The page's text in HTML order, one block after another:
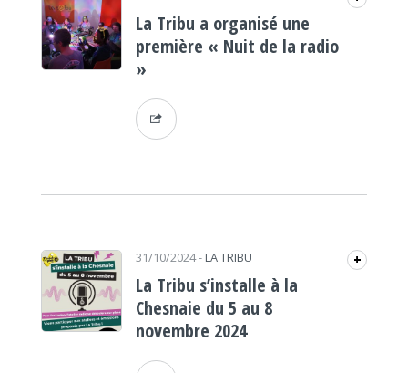
La Tribu a organisé une
première « Nuit de la radio
»
31/10/2024- LA TRIBU +
La Tribu s’installe à la
Chesnaie du 5 au 8
novembre 2024